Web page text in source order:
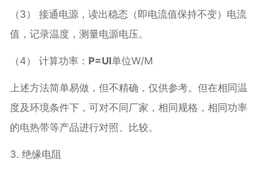
（3） 接通电源，读出稳态（即电流值保持不变）电流
值，记录温度，测量电源电压。
（4） 计算功率： P=UI单位W/M
上述方法简单易做，但不精确，仅供参考。但在相同温
度及环境条件下，可对不同厂家，相同规格，相同功率
的电热带等产品进行对照、比较。
3. 绝缘电阻